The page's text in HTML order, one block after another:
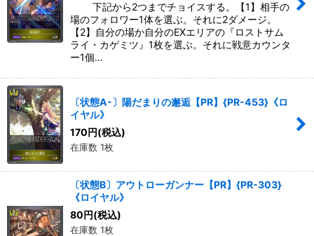
下記から2つまでチョイスする。【1】相手の
場のフォロワー1体を選ぶ。それに2ダメージ。
【2】自分の場か自分のEXエリアの『ロストサム
ライ・カゲミツ』1枚を選ぶ。それに戦意カウンタ
ー1個…
〔状態A-〕陽だまりの邂逅【PR】{PR-453}《ロ
イヤル》
170円(税込)
在庫数 1枚
〔状態B〕アウトローガンナー【PR】{PR-303}
《ロイヤル》
80円(税込)
在庫数 1枚